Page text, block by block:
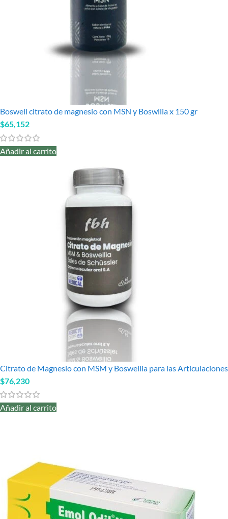
Boswell citrato de magnesio con MSN y Boswllia x 150 gr
$65,152
Añadir al carrito
Citrato de Magnesio con MSM y Boswellia para las Articulaciones
$76,230
Añadir al carrito